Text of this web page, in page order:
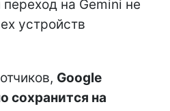
на Gemini не
устройств
Google
сохранится на